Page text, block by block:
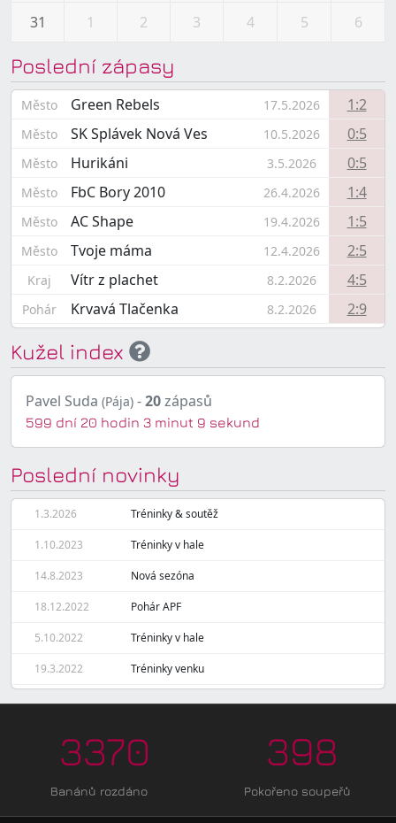
31 1 2 3 4 5 6
Poslední zápasy
Město Green Rebels 17.5.2026 1:2
Město SK Splávek Nová Ves 10.5.2026 0:5
Město Hurikáni 3.5.2026 0:5
Město FbC Bory 2010 26.4.2026 1:4
Město AC Shape 19.4.2026 1:5
Město Tvoje máma 12.4.2026 2:5
Kraj Vítr z plachet 8.2.2026 4:5
Pohár Krvavá Tlačenka 8.2.2026 2:9
Kužel index
Pavel Suda (Pája) -20zápasů
599 dní 20 hodin 3 minut 9 sekund
Poslední novinky
1.3.2026 Tréninky & soutěž
1.10.2023 Tréninky v hale
14.8.2023 Nová sezóna
18.12.2022 Pohár APF
5.10.2022 Tréninky v hale
19.3.2022 Tréninky venku
3370
Banánů rozdáno
398
Pokořeno soupeřů